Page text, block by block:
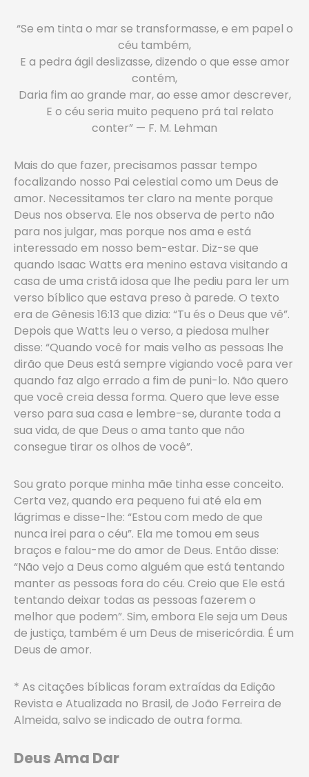
“Se em tinta o mar se transformasse, e em papel o
céu também,
E a pedra ágil deslizasse, dizendo o que esse amor
contém,
Daria fim ao grande mar, ao esse amor descrever,
E o céu seria muito pequeno prá tal relato
conter” — F. M. Lehman
Mais do que fazer, precisamos passar tempo
focalizando nosso Pai celestial como um Deus de
amor. Necessitamos ter claro na mente porque
Deus nos observa. Ele nos observa de perto não
para nos julgar, mas porque nos ama e está
interessado em nosso bem-estar. Diz-se que
quando Isaac Watts era menino estava visitando a
casa de uma cristã idosa que lhe pediu para ler um
verso bíblico que estava preso à parede. O texto
era de Gênesis 16:13 que dizia: “Tu és o Deus que vê”.
Depois que Watts leu o verso, a piedosa mulher
disse: “Quando você for mais velho as pessoas lhe
dirão que Deus está sempre vigiando você para ver
quando faz algo errado a fim de puni-lo. Não quero
que você creia dessa forma. Quero que leve esse
verso para sua casa e lembre-se, durante toda a
sua vida, de que Deus o ama tanto que não
consegue tirar os olhos de você”.
Sou grato porque minha mãe tinha esse conceito.
Certa vez, quando era pequeno fui até ela em
lágrimas e disse-lhe: “Estou com medo de que
nunca irei para o céu”. Ela me tomou em seus
braços e falou-me do amor de Deus. Então disse:
“Não vejo a Deus como alguém que está tentando
manter as pessoas fora do céu. Creio que Ele está
tentando deixar todas as pessoas fazerem o
melhor que podem”. Sim, embora Ele seja um Deus
de justiça, também é um Deus de misericórdia. É um
Deus de amor.
* As citações bíblicas foram extraídas da Edição
Revista e Atualizada no Brasil, de João Ferreira de
Almeida, salvo se indicado de outra forma.
Deus Ama Dar